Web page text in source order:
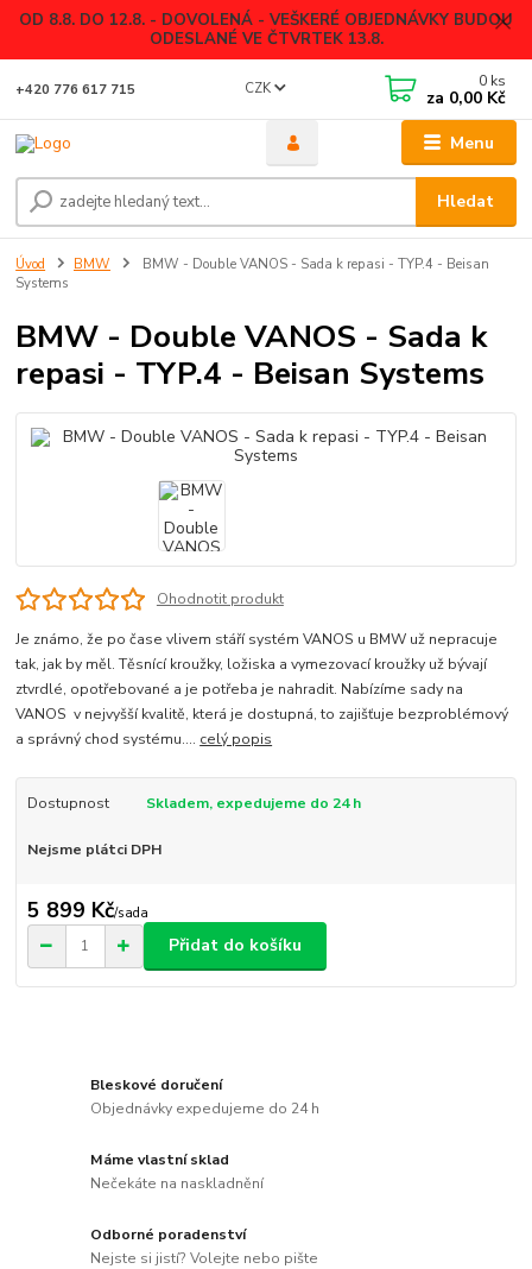
OD 8.8. DO 12.8. - DOVOLENÁ - VEŠKERÉ OBJEDNÁVKY BUDOU
ODESLANÉ VE ČTVRTEK 13.8.
Menu
CZK
Hledat
+420 776 617 715 0 ks
za 0,00 Kč
Úvod BMW
BMW - Double VANOS - Sada k repasi - TYP.4 - Beisan
Systems
BMW - Double VANOS - Sada k
repasi - TYP.4 - Beisan Systems
Ohodnotit produkt
Je známo, že po čase vlivem stáří systém VANOS u BMW už nepracuje
tak, jak by měl. Těsnící kroužky, ložiska a vymezovací kroužky už bývají
ztvrdlé, opotřebované a je potřeba je nahradit. Nabízíme sady na
VANOS v nejvyšší kvalitě, která je dostupná, to zajišťuje bezproblémový
a správný chod systému.... celý popis
Dostupnost Skladem, expedujeme do 24 h
Nejsme plátci DPH
5 899 Kč/sada
Přidat do košíku
Bleskové doručení
Objednávky expedujeme do 24 h
Máme vlastní sklad
Nečekáte na naskladnění
Odborné poradenství
Nejste si jistí? Volejte nebo pište